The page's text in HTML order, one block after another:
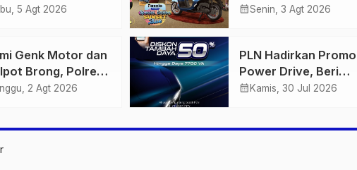
Beraktivitas di
5 Agt 2026
Edition Sunset Blue,
Semakin Skena
calendar_monthSenin, 3 Agt 2026
Genk Motor dan
Brong, Polres
Barat Amankan
2 Agt 2026
PLN Hadirkan Promo
Power Drive, Beri
Diskon Tambah Daya
calendar_month Kamis, 30 Jul 2026